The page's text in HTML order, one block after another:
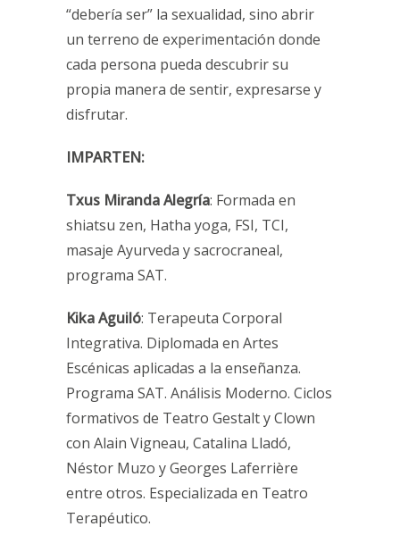
“debería ser” la sexualidad, sino abrir
un terreno de experimentación donde
cada persona pueda descubrir su
propia manera de sentir, expresarse y
disfrutar.
IMPARTEN:
Txus Miranda Alegría: Formada en
shiatsu zen, Hatha yoga, FSI, TCI,
masaje Ayurveda y sacrocraneal,
programa SAT.
Kika Aguiló: Terapeuta Corporal
Integrativa. Diplomada en Artes
Escénicas aplicadas a la enseñanza.
Programa SAT. Análisis Moderno. Ciclos
formativos de Teatro Gestalt y Clown
con Alain Vigneau, Catalina Lladó,
Néstor Muzo y Georges Laferrière
entre otros. Especializada en Teatro
Terapéutico.